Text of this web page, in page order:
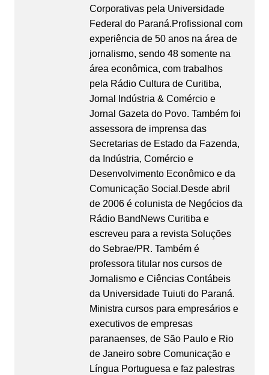
Corporativas pela Universidade
Federal do Paraná.Profissional com
experiência de 50 anos na área de
jornalismo, sendo 48 somente na
área econômica, com trabalhos
pela Rádio Cultura de Curitiba,
Jornal Indústria & Comércio e
Jornal Gazeta do Povo. Também foi
assessora de imprensa das
Secretarias de Estado da Fazenda,
da Indústria, Comércio e
Desenvolvimento Econômico e da
Comunicação Social.Desde abril
de 2006 é colunista de Negócios da
Rádio BandNews Curitiba e
escreveu para a revista Soluções
do Sebrae/PR. Também é
professora titular nos cursos de
Jornalismo e Ciências Contábeis
da Universidade Tuiuti do Paraná.
Ministra cursos para empresários e
executivos de empresas
paranaenses, de São Paulo e Rio
de Janeiro sobre Comunicação e
Língua Portuguesa e faz palestras